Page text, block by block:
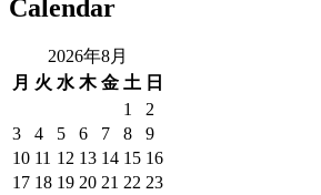
Calendar
2026年8月
月 火 水 木 金 土 日
1
2
3
4 5 6 7 8
9
10 11 12 13 14 15 16
17 18 19 20 21 22 23